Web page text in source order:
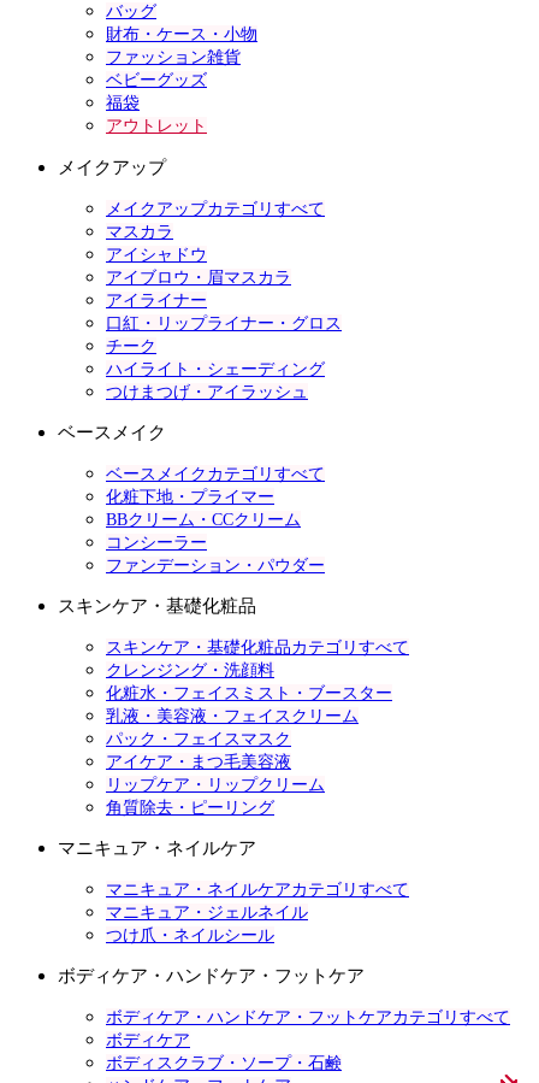
バッグ
財布・ケース・小物
ファッション雑貨
ベビーグッズ
福袋
アウトレット
メイクアップ
メイクアップカテゴリすべて
マスカラ
アイシャドウ
アイブロウ・眉マスカラ
アイライナー
口紅・リップライナー・グロス
チーク
ハイライト・シェーディング
つけまつげ・アイラッシュ
ベースメイク
ベースメイクカテゴリすべて
化粧下地・プライマー
BBクリーム・CCクリーム
コンシーラー
ファンデーション・パウダー
スキンケア・基礎化粧品
スキンケア・基礎化粧品カテゴリすべて
クレンジング・洗顔料
化粧水・フェイスミスト・ブースター
乳液・美容液・フェイスクリーム
パック・フェイスマスク
アイケア・まつ毛美容液
リップケア・リップクリーム
角質除去・ピーリング
マニキュア・ネイルケア
マニキュア・ネイルケアカテゴリすべて
マニキュア・ジェルネイル
つけ爪・ネイルシール
ボディケア・ハンドケア・フットケア
ボディケア・ハンドケア・フットケアカテゴリすべて
ボディケア
ボディスクラブ・ソープ・石鹸